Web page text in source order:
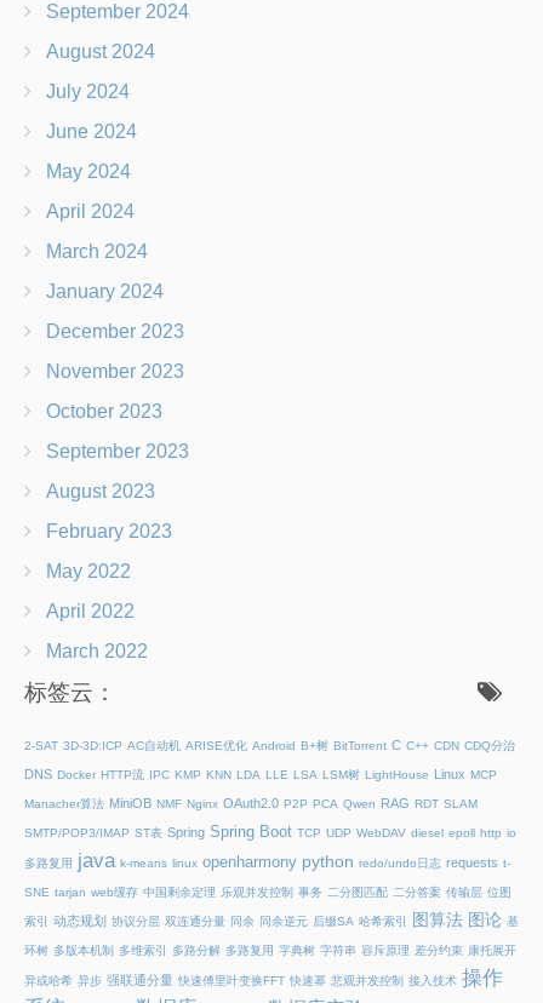
September 2024
August 2024
July 2024
June 2024
May 2024
April 2024
March 2024
January 2024
December 2023
November 2023
October 2023
September 2023
August 2023
February 2023
May 2022
April 2022
March 2022
标签云：
2-SAT 3D-3D:ICP AC自动机 ARISE优化 Android B+树 BitTorrent C C++ CDN CDQ分治
DNS Docker HTTP流 IPC KMP KNN LDA LLE LSA LSM树 LightHouse Linux MCP
Manacher算法 MiniOB NMF Nginx OAuth2.0 P2P PCA Qwen RAG RDT SLAM
SMTP/POP3/IMAP ST表 Spring Spring Boot TCP UDP WebDAV diesel epoll http io
多路复用 java k-means linux openharmony python redo/undo日志 requests t-
SNE tarjan web缓存 中国剩余定理 乐观并发控制 事务 二分图匹配 二分答案 传输层 位图
索引 动态规划 协议分层 双连通分量 同余 同余逆元 后缀SA 哈希索引 图算法 图论 基
环树 多版本机制 多维索引 多路分解 多路复用 字典树 字符串 容斥原理 差分约束 康托展开
异或哈希 异步 强联通分量 快速傅里叶变换FFT 快速幂 悲观并发控制 接入技术 操作